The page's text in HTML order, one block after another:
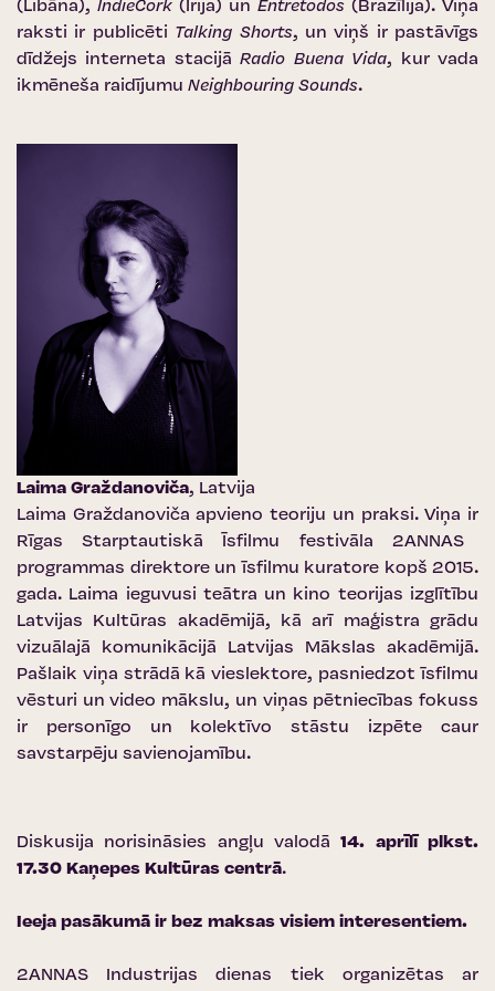
(Libāna), IndieCork (Īrija) un Entretodos (Brazīlija). Viņa
raksti ir publicēti Talking Shorts, un viņš ir pastāvīgs
dīdžejs interneta stacijāRadio Buena Vida, kur vada
ikmēneša raidījumu Neighbouring Sounds.
Laima Graždanoviča, Latvija
Laima Graždanoviča apvieno teoriju un praksi. Viņa ir
Rīgas Starptautiskā Īsfilmu festivāla 2ANNAS
programmas direktore un īsfilmu kuratore kopš 2015.
gada. Laima ieguvusi teātra un kino teorijas izglītību
Latvijas Kultūras akadēmijā, kā arī maģistra grādu
vizuālajā komunikācijā Latvijas Mākslas akadēmijā.
Pašlaik viņa strādā kā vieslektore, pasniedzot īsfilmu
vēsturi un video mākslu, un viņas pētniecības fokuss
ir personīgo un kolektīvo stāstu izpēte caur
savstarpēju savienojamību.
Diskusija norisināsies angļu valodā14. aprīlī plkst.
17.30 Kaņepes Kultūras centrā.
Ieeja pasākumā ir bez maksas visiem interesentiem.
2ANNAS Industrijas dienas tiek organizētas ar